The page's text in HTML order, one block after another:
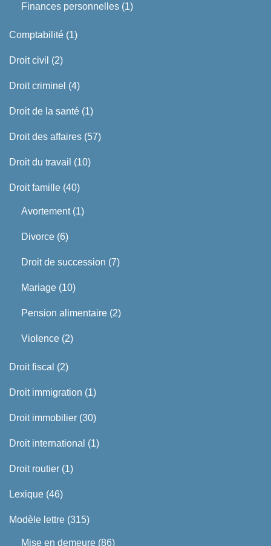
Finances personnelles (1)
Comptabilité (1)
Droit civil (2)
Droit criminel (4)
Droit de la santé (1)
Droit des affaires (57)
Droit du travail (10)
Droit famille (40)
Avortement(1)
Divorce (6)
Droit de succession (7)
Mariage (10)
Pension alimentaire (2)
Violence (2)
Droit fiscal (2)
Droit immigration (1)
Droit immobilier (30)
Droit international (1)
Droit routier (1)
Lexique (46)
Modèle lettre (315)
Mise en demeure (86)